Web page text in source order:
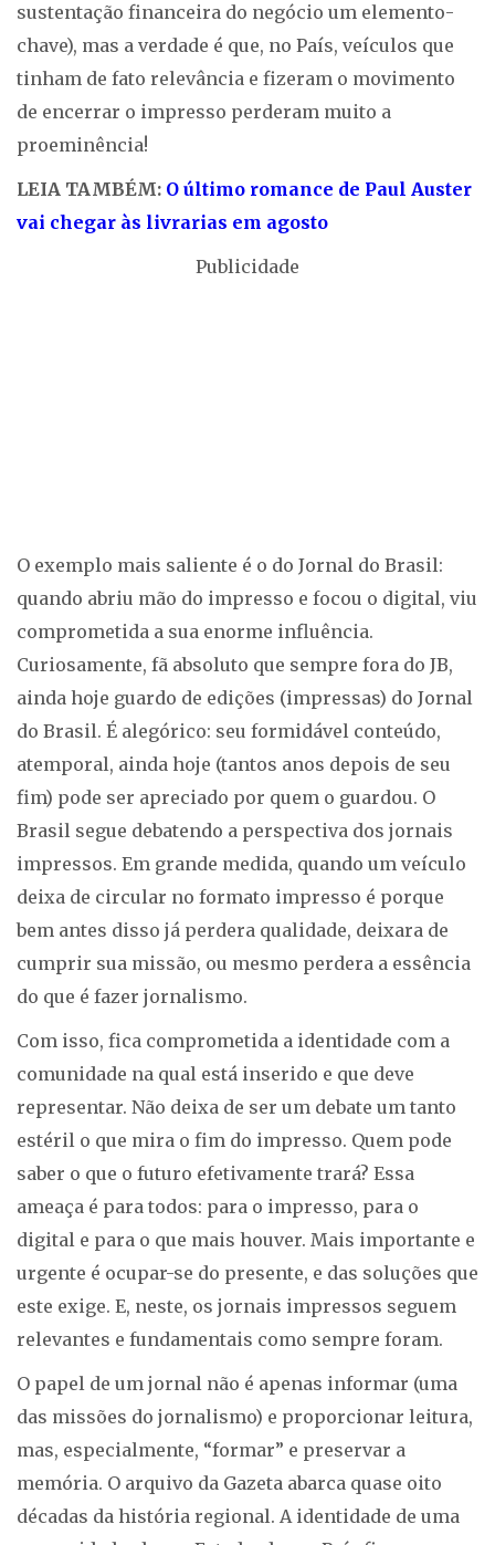
sustentação financeira do negócio um elemento-
chave), mas a verdade é que, no País, veículos que
tinham de fato relevância e fizeram o movimento
de encerrar o impresso perderam muito a
proeminência!
LEIA TAMBÉM: O último romance de Paul Auster
vai chegar às livrarias em agosto
Publicidade
O exemplo mais saliente é o do Jornal do Brasil:
quando abriu mão do impresso e focou o digital, viu
comprometida a sua enorme influência.
Curiosamente, fã absoluto que sempre fora do JB,
ainda hoje guardo de edições (impressas) do Jornal
do Brasil. É alegórico: seu formidável conteúdo,
atemporal, ainda hoje (tantos anos depois de seu
fim) pode ser apreciado por quem o guardou. O
Brasil segue debatendo a perspectiva dos jornais
impressos. Em grande medida, quando um veículo
deixa de circular no formato impresso é porque
bem antes disso já perdera qualidade, deixara de
cumprir sua missão, ou mesmo perdera a essência
do que é fazer jornalismo.
Com isso, fica comprometida a identidade com a
comunidade na qual está inserido e que deve
representar. Não deixa de ser um debate um tanto
estéril o que mira o fim do impresso. Quem pode
saber o que o futuro efetivamente trará? Essa
ameaça é para todos: para o impresso, para o
digital e para o que mais houver. Mais importante e
urgente é ocupar-se do presente, e das soluções que
este exige. E, neste, os jornais impressos seguem
relevantes e fundamentais como sempre foram.
O papel de um jornal não é apenas informar (uma
das missões do jornalismo) e proporcionar leitura,
mas, especialmente, “formar” e preservar a
memória. O arquivo da Gazeta abarca quase oito
décadas da história regional. A identidade de uma